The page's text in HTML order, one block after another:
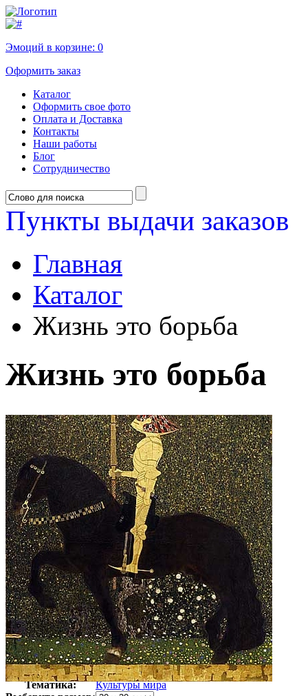
Эмоций в корзине: 0
Оформить заказ
Каталог
Оформить свое фото
Оплата и Доставка
Контакты
Наши работы
Блог
Сотрудничество
Пункты выдачи заказов
Главная
Каталог
Жизнь это борьба
Жизнь это борьба
Автор:
Климт Густав
Арт-стиль
Символизм
Тематика:
Культуры мира